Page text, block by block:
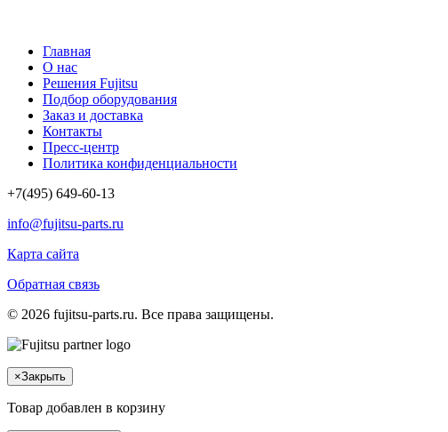
Главная
О нас
Решения Fujitsu
Подбор оборудования
Заказ и доставка
Контакты
Пресс-центр
Политика конфиденциальности
+7(495) 649-60-13
info@fujitsu-parts.ru
Карта сайта
Обратная связь
© 2026 fujitsu-parts.ru. Все права защищены.
×Закрыть
Товар добавлен в корзину